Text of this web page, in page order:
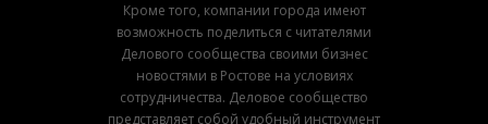
Кроме того, компании города имеют
возможность поделиться с читателями
Делового сообщества своими бизнес
новостями в Ростове на условиях
сотрудничества. Деловое сообщество
представляет собой удобный инструмент